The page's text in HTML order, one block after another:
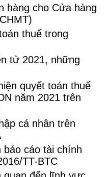
hàng cho Cửa hàng
thuế trong
tử 2021, những
quyết toán thuế
năm 2021 trên
cá nhân trên
báo cáo tài chính
TT-BTC